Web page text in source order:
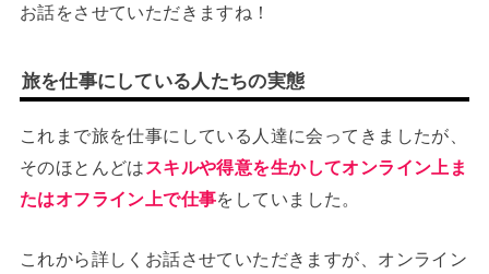
お話をさせていただきますね！
旅を仕事にしている人たちの実態
これまで旅を仕事にしている人達に会ってきましたが、
そのほとんどは スキルや得意を生かしてオンライン上ま
たはオフライン上で仕事をしていました。
これから詳しくお話させていただきますが、オンライン